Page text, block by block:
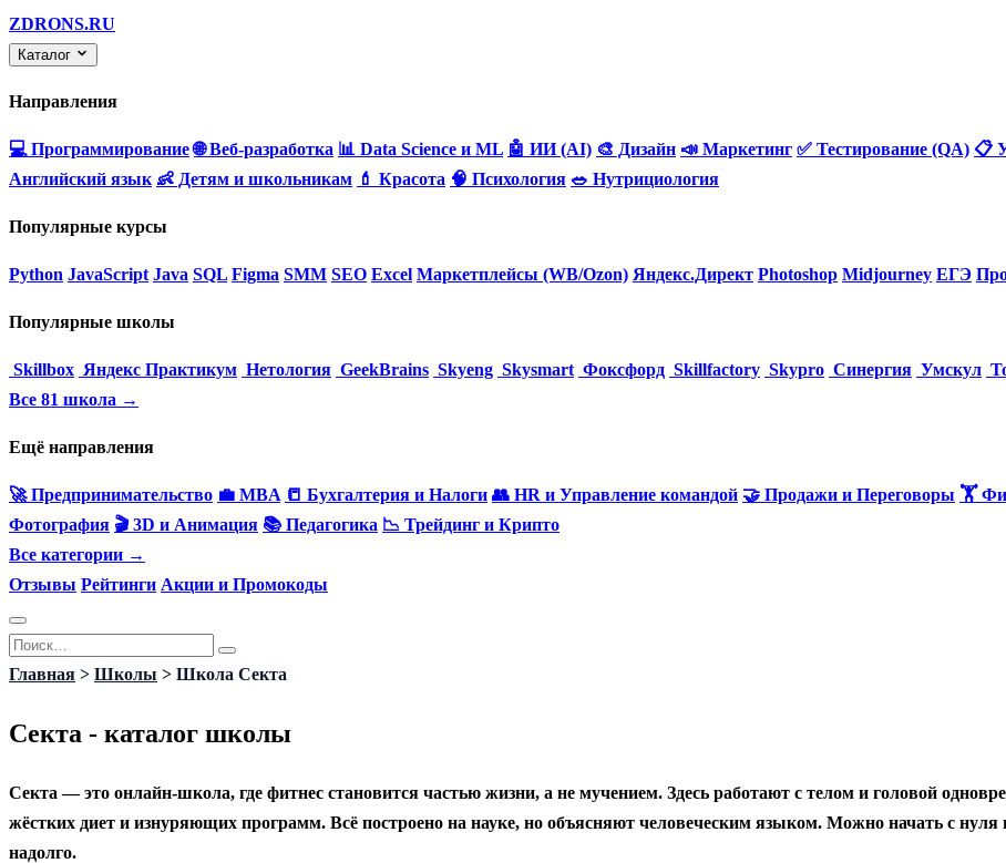
ZDRONS.RU
Каталог
Направления
💻 Программирование 🌐 Веб-разработка 📊 Data Science и ML 🤖 ИИ (AI) 🎨 Дизайн 📣 Маркетинг ✅ Тестирование (QA) 📋
Английский язык 👶 Детям и школьникам 💄 Красота 🧠 Психология 🥗 Нутрициология
Популярные курсы
Python JavaScript Java SQL Figma SMM SEO Excel Маркетплейсы (WB/Ozon) Яндекс.Директ Photoshop Midjourney ЕГЭ
Популярные школы
Skillbox Яндекс Практикум Нетология GeekBrains Skyeng Skysmart Фоксфорд Skillfactory Skypro Синергия Умскул
Все 81 школа →
Ещё направления
🚀 Предпринимательство 💼 MBA 📒 Бухгалтерия и Налоги 👥 HR и Управление командой 🤝 Продажи и Переговоры 🏋️
Фотография 🎬 3D и Анимация 📚 Педагогика 📉 Трейдинг и Крипто
Все категории →
Отзывы Рейтинги Акции и Промокоды
Перейти
к
Search
for:
Главная > Школы > Школа Секта
Секта - каталог школы
Секта — это онлайн-школа, где фитнес становится частью жизни, а не мучением. Здесь работают с телом и головой
жёстких диет и изнуряющих программ. Всё построено на науке, но объясняют человеческим языком. Можно начать с нуля
надолго.